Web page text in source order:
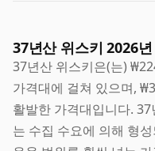
37년산 위스키 2026년
37년산 위스키은(는)
가격대에 걸쳐 있으며,
활발한 가격대입니다.
는 수집 수요에 의해 형